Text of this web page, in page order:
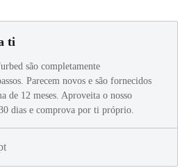
ti
são completamente
Parecem novos e são fornecidos
de 12 meses. Aproveita o nosso
dias e comprova por ti próprio.